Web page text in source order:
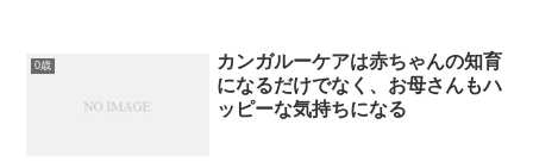
0歳
カンガルーケアは赤ちゃんの知育
になるだけでなく、お母さんもハ
ッピーな気持ちになる